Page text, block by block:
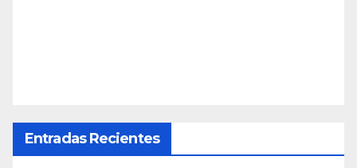
Entradas Recientes